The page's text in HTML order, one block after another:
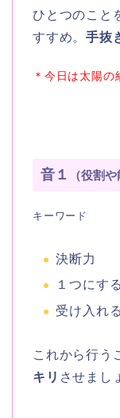
ひとつのこと
すすめ。手抜
＊今日は太陽の
音１ （役割
キーワード
決断力
１つにする
受け入れる
これから行う
キリ させまし